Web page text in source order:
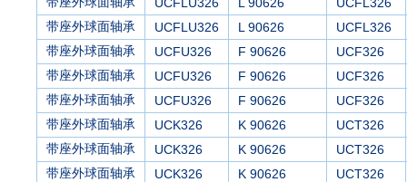
带座外球面轴承
UCFLU326 L 90626
UCFL326
带座外球面轴承
UCFU326 F 90626
UCF326
带座外球面轴承
UCFU326 F 90626
UCF326
带座外球面轴承
UCFU326 F 90626
UCF326
带座外球面轴承
UCK326 K 90626
UCT326
带座外球面轴承
UCK326 K 90626
UCT326
带座外球面轴承
UCK326 K 90626
UCT326